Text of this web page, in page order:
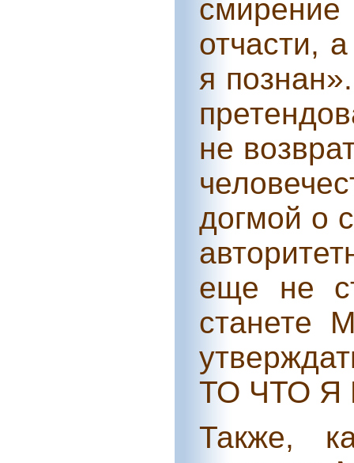
смирение
отчасти,
я
не
догмой о
еще не
станете
ТО ЧТО Я
Также,